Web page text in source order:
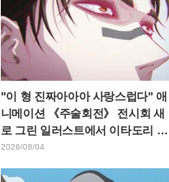
"이 형 진짜아아아 사랑스럽다" 애
니메이션 《주술회전》 전시회 새
로 그린 일러스트에서 이타도리 유
지에게 다가가는 초소에 팬들 환호
2026/08/04